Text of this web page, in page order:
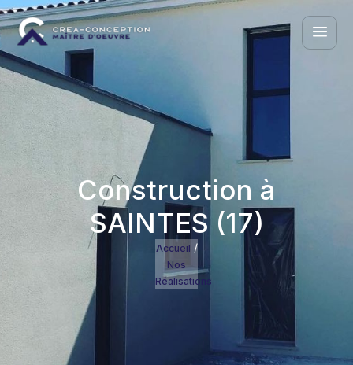
Construction à
SAINTES (17)
Accueil /
Nos
Réalisations